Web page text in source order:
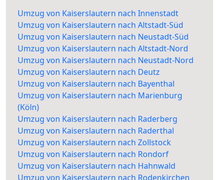
Umzug von Kaiserslautern nach Innenstadt
Umzug von Kaiserslautern nach Altstadt-Süd
Umzug von Kaiserslautern nach Neustadt-Süd
Umzug von Kaiserslautern nach Altstadt-Nord
Umzug von Kaiserslautern nach Neustadt-Nord
Umzug von Kaiserslautern nach Deutz
Umzug von Kaiserslautern nach Bayenthal
Umzug von Kaiserslautern nach Marienburg
(Köln)
Umzug von Kaiserslautern nach Raderberg
Umzug von Kaiserslautern nach Raderthal
Umzug von Kaiserslautern nach Zollstock
Umzug von Kaiserslautern nach Rondorf
Umzug von Kaiserslautern nach Hahnwald
Umzug von Kaiserslautern nach Rodenkirchen